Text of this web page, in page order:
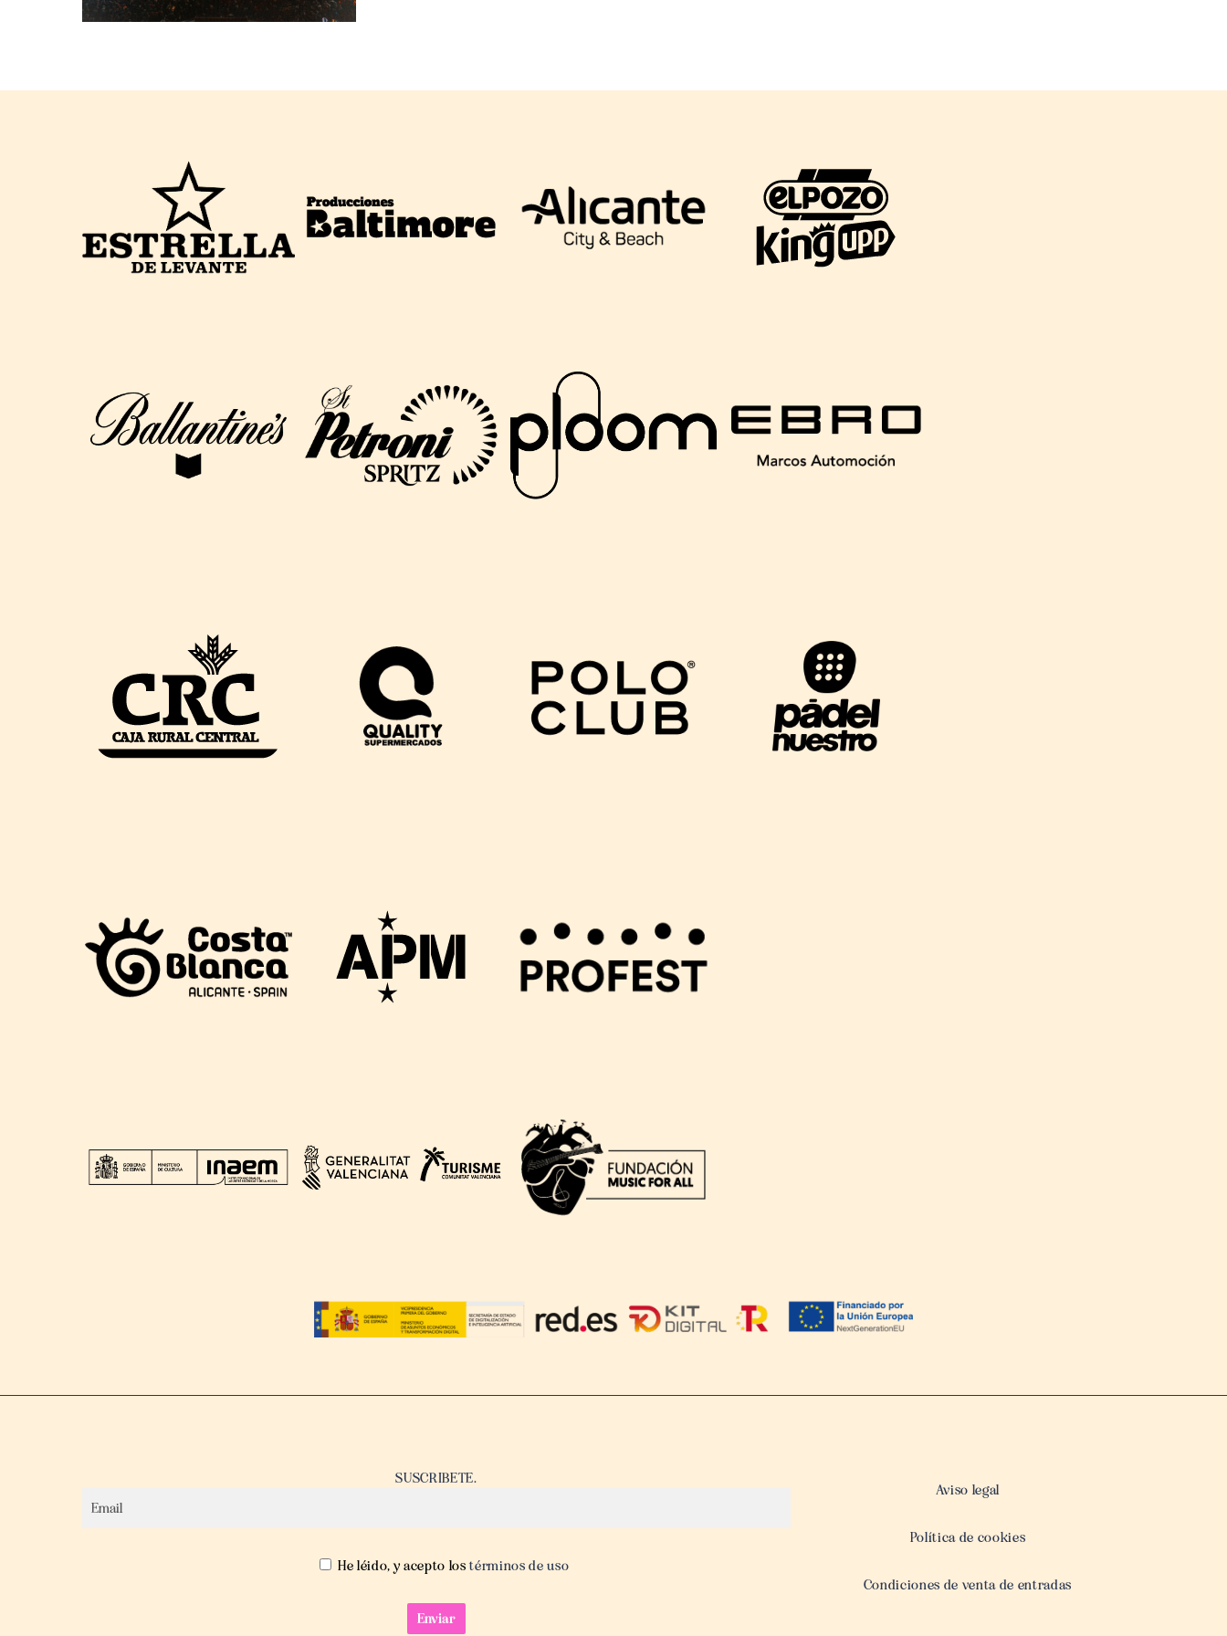
SUSCRIBETE.
He léido, y acepto los términos de uso
Aviso legal
Política de cookies
Condiciones de venta de entradas